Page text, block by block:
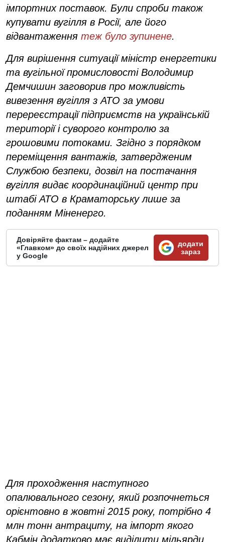
імпортних поставок. Були спроби також
купувати вугілля в Росії, але його
відвантаження теж було зупинене.
Для вирішення ситуації міністр енергетики
та вугільної промисловості Володимир
Демчишин заговорив про можливість
вивезення вугілля з АТО за умови
перереєстрації підприємств на українській
території і суворого контролю за
грошовими потоками. Згідно з порядком
переміщення вантажів, затвердженим
Службою безпеки, дозвіл на постачання
вугілля видає координаційний центр при
штабі АТО в Краматорську лише за
поданням Міненерго.
Довіряйте фактам – додайте
«Главком» до своїх надійних джерел
у Google
додати
зараз
Для проходження наступного
опалювального сезону, який розпочнеться
орієнтовно в жовтні 2015 року, потрібно 4
млн тонн антрациту, на імпорт якого
Кабмін додатково має виділити мільярди